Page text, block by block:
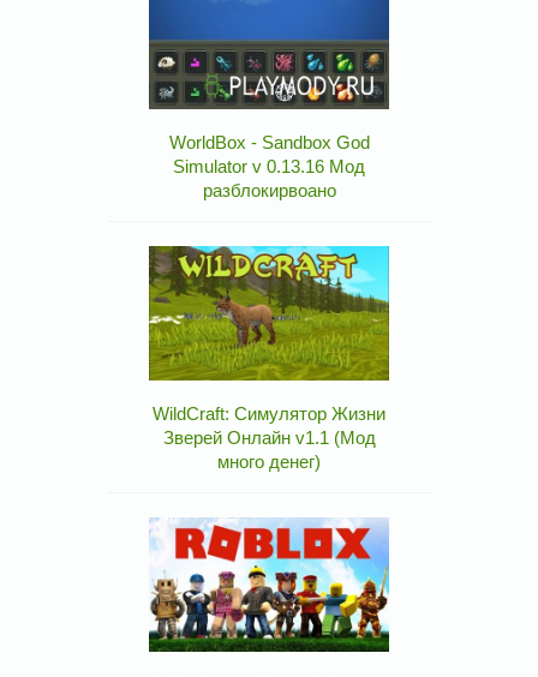
WorldBox - Sandbox God
Simulator v 0.13.16 Мод
разблокирвоано
WildCraft: Симулятор Жизни
Зверей Онлайн v1.1 (Мод
много денег)